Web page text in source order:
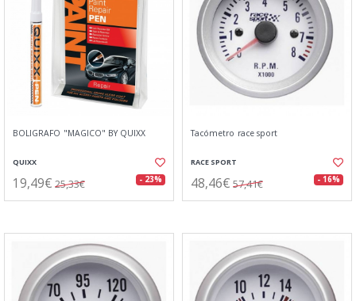
BOLIGRAFO "MAGICO" BY QUIXX
QUIXX
19,49€ 25,33€ - 23%
Tacómetro race sport
RACE SPORT
48,46€ 57,41€ - 16%